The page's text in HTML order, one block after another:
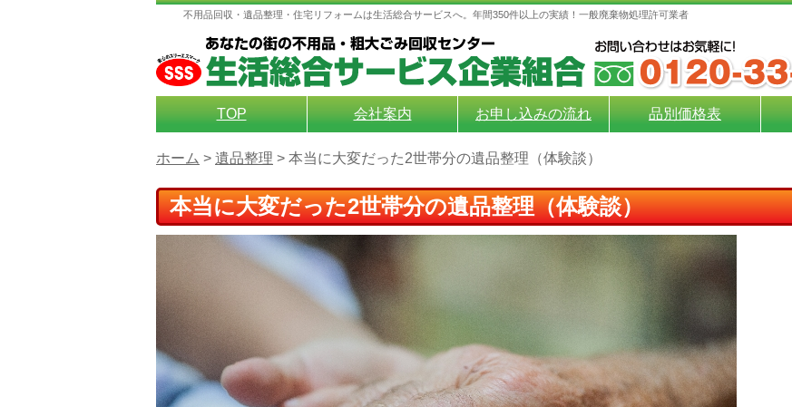
不用品回収・遺品整理・住宅リフォームは生活総合サービスへ。年間350件以上の実績！一般廃棄物処理許可業者
TOP 会社案内 お申し込みの流れ 品別価格表
ホーム > 遺品整理 > 本当に大変だった2世帯分の遺品整理（体験談）
本当に大変だった2世帯分の遺品整理（体験談）